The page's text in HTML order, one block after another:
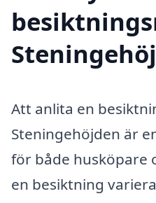
Att anlita en
Steningehöjden är
för både husköpare
en besiktning